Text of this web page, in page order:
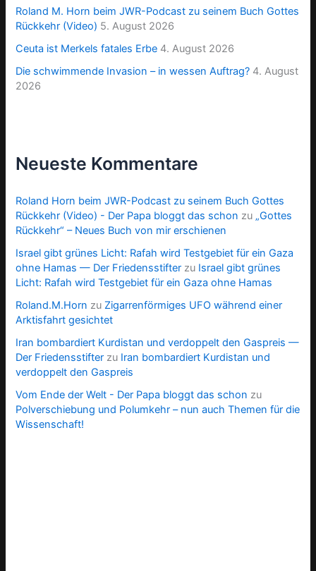
Roland M. Horn beim JWR-Podcast zu seinem Buch Gottes
Rückkehr (Video) 5. August 2026
Ceuta ist Merkels fatales Erbe 4. August 2026
Die schwimmende Invasion – in wessen Auftrag? 4. August
2026
Neueste Kommentare
Roland Horn beim JWR-Podcast zu seinem Buch Gottes
Rückkehr (Video) - Der Papa bloggt das schon zu „Gottes
Rückkehr“ – Neues Buch von mir erschienen
Israel gibt grünes Licht: Rafah wird Testgebiet für ein Gaza
ohne Hamas — Der Friedensstifter zu Israel gibt grünes
Licht: Rafah wird Testgebiet für ein Gaza ohne Hamas
Roland.M.Horn zu Zigarrenförmiges UFO während einer
Arktisfahrt gesichtet
Iran bombardiert Kurdistan und verdoppelt den Gaspreis —
Der Friedensstifter zu Iran bombardiert Kurdistan und
verdoppelt den Gaspreis
Vom Ende der Welt - Der Papa bloggt das schon zu
Polverschiebung und Polumkehr – nun auch Themen für die
Wissenschaft!